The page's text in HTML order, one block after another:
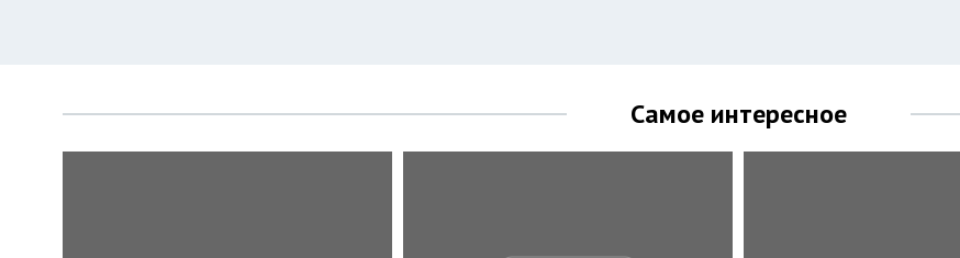
Самое интересное